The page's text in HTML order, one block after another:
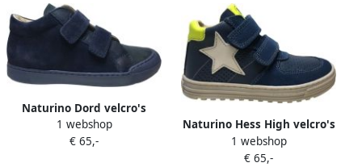
Naturino Dord velcro's
bumper lederen effen hoge
sneakers Navy
1 webshop
€ 65,-
Naturino Hess High velcro's
witte ster lederen hoge
sneakers blauw
1 webshop
€ 65,-